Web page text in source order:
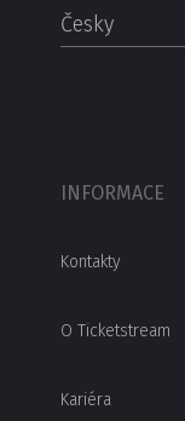
Česky
INFORMACE
Kontakty
O Ticketstream
Kariéra